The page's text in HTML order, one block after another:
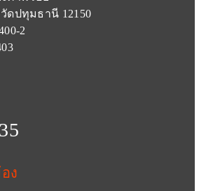
ดปทุมธานี 12150
2
ง